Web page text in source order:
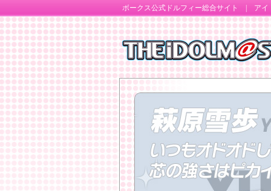
ボークス公式ドルフィー総合サイト アイ